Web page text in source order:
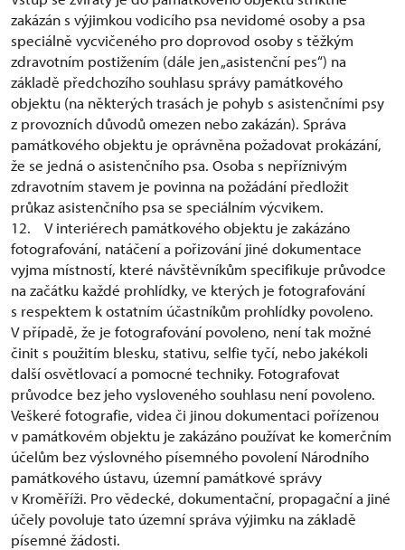
zakázán s výjimkou vodicího psa nevidomé osoby a psa
speciálně vycvičeného pro doprovod osoby s těžkým
zdravotním postižením (dále jen „asistenční pes“) na
základě předchozího souhlasu správy památkového
objektu (na některých trasách je pohyb s asistenčními psy
z provozních důvodů omezen nebo zakázán). Správa
památkového objektu je oprávněna požadovat prokázání,
že se jedná o asistenčního psa. Osoba s nepříznivým
zdravotním stavem je povinna na požádání předložit
průkaz asistenčního psa se speciálním výcvikem.
12. V interiérech památkového objektu je zakázáno
fotografování, natáčení a pořizování jiné dokumentace
vyjma místností, které návštěvníkům specifikuje průvodce
na začátku každé prohlídky, ve kterých je fotografování
s respektem k ostatním účastníkům prohlídky povoleno.
V případě, že je fotografování povoleno, není tak možné
činit s použitím blesku, stativu, selfie tyčí, nebo jakékoli
další osvětlovací a pomocné techniky. Fotografovat
průvodce bez jeho vysloveného souhlasu není povoleno.
Veškeré fotografie, videa či jinou dokumentaci pořízenou
v památkovém objektu je zakázáno používat ke komerčním
účelům bez výslovného písemného povolení Národního
památkového ústavu, územní památkové správy
v Kroměříži. Pro vědecké, dokumentační, propagační a jiné
účely povoluje tato územní správa výjimku na základě
písemné žádosti.